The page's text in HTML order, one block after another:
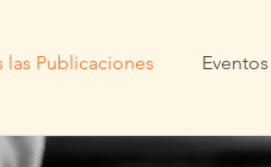
las Publicaciones